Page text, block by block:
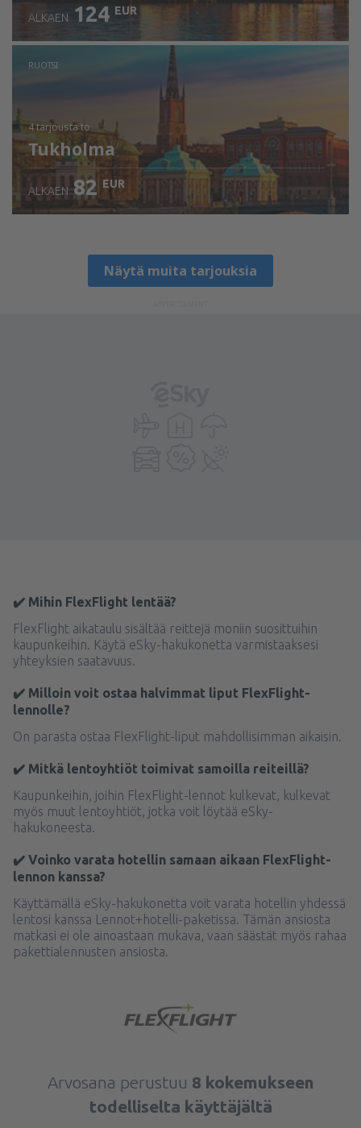
ALKAEN 124 EUR
RUOTSI
4 tarjoustato
Tukholma
ALKAEN 82 EUR
Näytä muita tarjouksia
✔️ Mihin FlexFlight lentää?
FlexFlight aikataulu sisältää reittejä moniin suosittuihin
kaupunkeihin. Käytä eSky-hakukonetta varmistaaksesi
yhteyksien saatavuus.
✔️ Milloin voit ostaa halvimmat liput FlexFlight-
lennolle?
On parasta ostaa FlexFlight-liput mahdollisimman aikaisin.
✔️ Mitkä lentoyhtiöt toimivat samoilla reiteillä?
Kaupunkeihin, joihin FlexFlight-lennot kulkevat, kulkevat
myös muut lentoyhtiöt, jotka voit löytää eSky-
hakukoneesta.
✔️ Voinko varata hotellin samaan aikaan FlexFlight-
lennon kanssa?
Käyttämällä eSky-hakukonetta voit varata hotellin yhdessä
lentosi kanssa Lennot+hotelli-paketissa. Tämän ansiosta
matkasi ei ole ainoastaan mukava, vaan säästät myös rahaa
pakettialennusten ansiosta.
Arvosana perustuu 8 kokemukseen
todelliselta käyttäjältä